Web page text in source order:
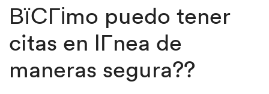
ВїCГіmo puedo tener
citas en lГ­nea de
maneras segura??